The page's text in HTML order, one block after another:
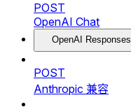
POST
OpenAI Chat
OpenAI Responses
POST
Anthropic 兼容